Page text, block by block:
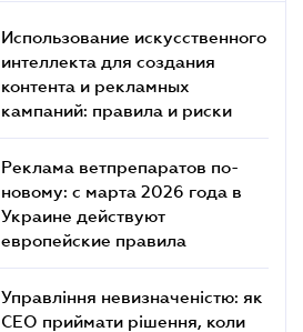
Использование искусственного
интеллекта для создания
контента и рекламных
кампаний: правила и риски
Реклама ветпрепаратов по-
новому: с марта 2026 года в
Украине действуют
европейские правила
Управління невизначеністю: як
СЕО приймати рішення, коли